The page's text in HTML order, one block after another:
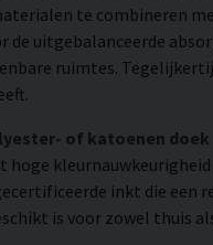
te combineren
de uitgebalanceerde
ruimtes.
of katoenen doek
inkt die
is voor zowel thuis